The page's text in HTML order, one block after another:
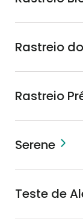
Rastreio
Rastreio
Serene
Teste de